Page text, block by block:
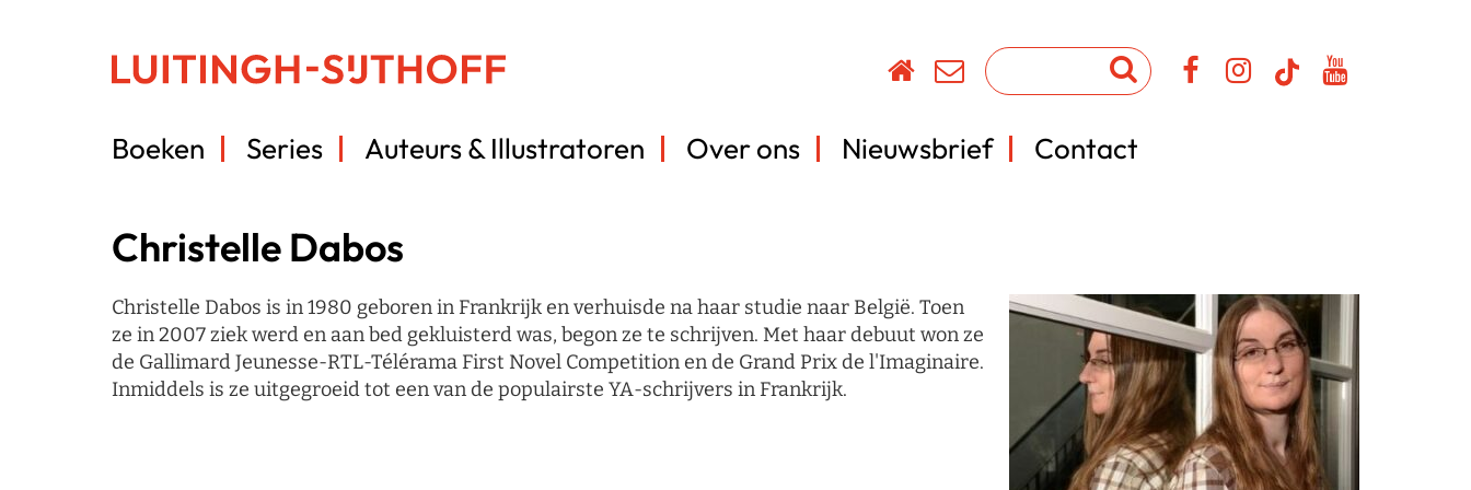
Boeken Series Auteurs & Illustratoren Over ons Nieuwsbrief Contact
Christelle Dabos
Christelle Dabos is in 1980 geboren in Frankrijk en verhuisde na haar studie naar België. Toen
ze in 2007 ziek werd en aan bed gekluisterd was, begon ze te schrijven. Met haar debuut won ze
de Gallimard Jeunesse-RTL-Télérama First Novel Competition en de Grand Prix de l'Imaginaire.
Inmiddels is ze uitgegroeid tot een van de populairste YA-schrijvers in Frankrijk.